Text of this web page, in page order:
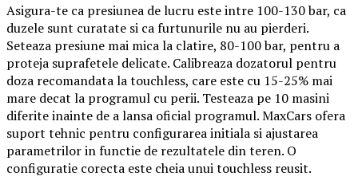
Asigura-te ca presiunea de lucru este intre 100-130 bar, ca
duzele sunt curatate si ca furtunurile nu au pierderi.
Seteaza presiune mai mica la clatire, 80-100 bar, pentru a
proteja suprafetele delicate. Calibreaza dozatorul pentru
doza recomandata la touchless, care este cu 15-25% mai
mare decat la programul cu perii. Testeaza pe 10 masini
diferite inainte de a lansa oficial programul. MaxCars ofera
suport tehnic pentru configurarea initiala si ajustarea
parametrilor in functie de rezultatele din teren. O
configuratie corecta este cheia unui touchless reusit.